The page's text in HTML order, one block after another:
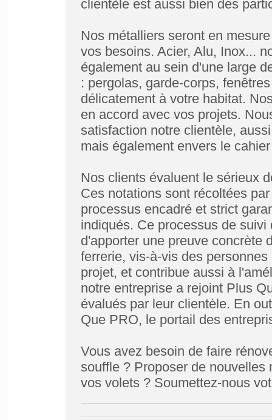
clientèle est aussi bien des
Nos métalliers seront en
vos besoins. Acier, Alu, Inox...
également au sein d'une large
: pergolas, garde-corps,
délicatement à votre habitat.
en accord avec vos projets.
satisfaction notre clientèle,
mais également envers le
Nos clients évaluent le sérieux
Ces notations sont récoltées
processus encadré et strict
indiqués. Ce processus de
d'apporter une preuve concrète
ferrerie, vis-à-vis des
projet, et contribue aussi à
notre entreprise a rejoint Plus
évalués par leur clientèle. En
Que PRO, le portail des
Vous avez besoin de faire
souffle ? Proposer de nouvelles
vos volets ? Soumettez-nous